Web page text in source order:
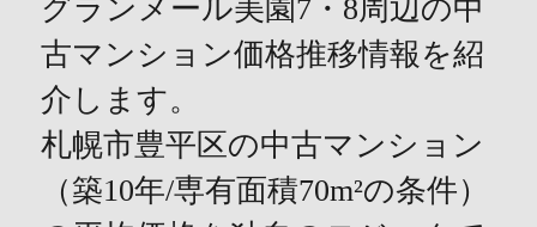
グランメール美園7・8周辺の中
古マンション価格推移情報を紹
介します。
札幌市豊平区の中古マンション
（築10年/専有面積70m²の条件）